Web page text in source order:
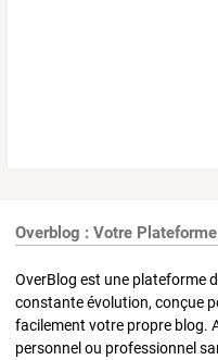
Overblog : Votre
OverBlog est une plateforme
constante évolution, conçue
facilement votre propre blog.
personnel ou professionnel